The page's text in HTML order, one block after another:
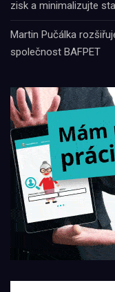
zisk a minimalizujte
Martin Pučálka
společnost BAFPET